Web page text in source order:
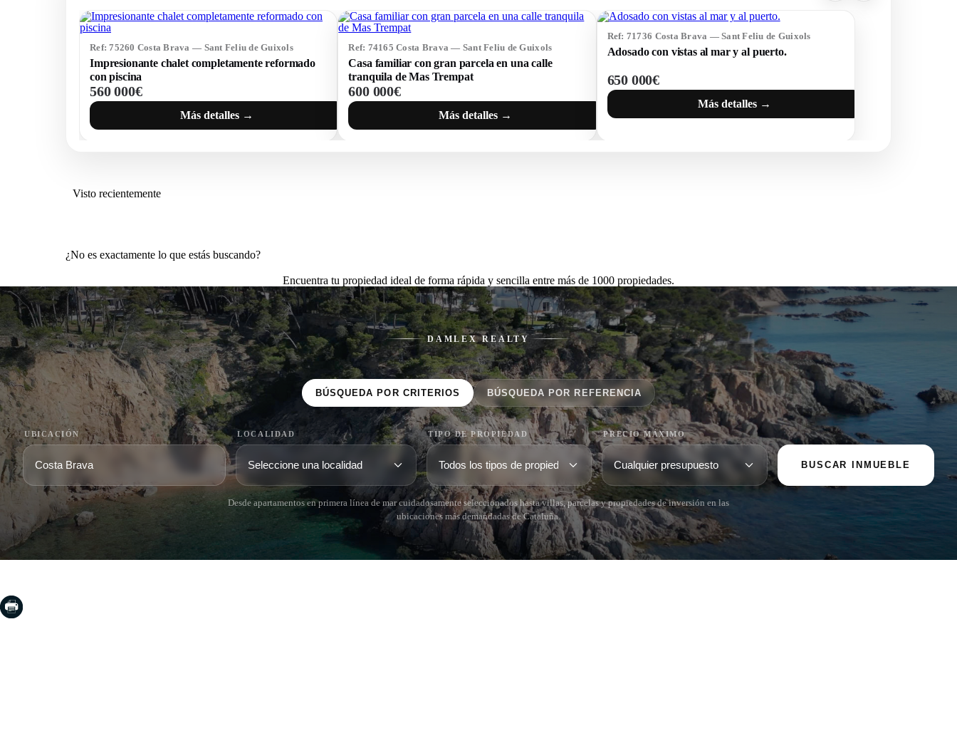
Ref: 75260 Costa Brava — Sant Feliu de Guixols
Impresionante chalet completamente reformado
con piscina
560 000€
Más detalles →
Ref: 74165 Costa Brava — Sant Feliu de Guixols
Casa familiar con gran parcela en una calle
tranquila de Mas Trempat
600 000€
Más detalles →
Ref: 71736 Costa Brava — Sant Feliu de Guixols
Adosado con vistas al mar y al puerto.
650 000€
Más detalles →
Visto recientemente
¿No es exactamente lo que estás buscando?
Encuentra tu propiedad ideal de forma rápida y sencilla entre más de 1000 propiedades.
DAMLEX REALTY
BÚSQUEDA POR CRITERIOS BÚSQUEDA POR REFERENCIA
UBICACIÓN LOCALIDAD TIPO DE PROPIEDAD PRECIO MÁXIMO
BUSCAR INMUEBLE
Desde apartamentos en primera línea de mar cuidadosamente seleccionados hasta villas, parcelas y propiedades de inversión en las
ubicaciones más demandadas de Cataluña.